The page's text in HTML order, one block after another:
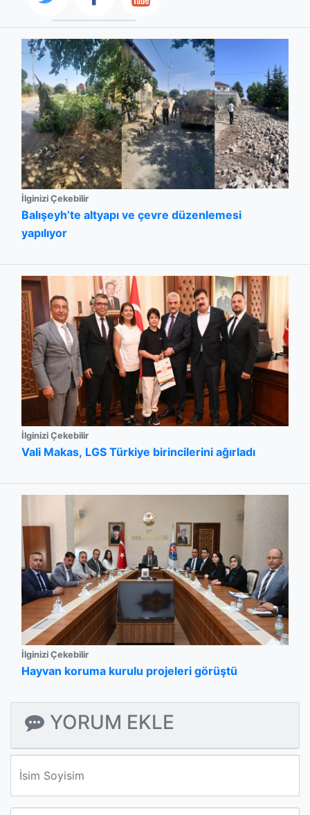
İlginizi Çekebilir
Balışeyh’te altyapı ve çevre düzenlemesi
yapılıyor
İlginizi Çekebilir
Vali Makas, LGS Türkiye birincilerini ağırladı
İlginizi Çekebilir
Hayvan koruma kurulu projeleri görüştü
YORUM EKLE